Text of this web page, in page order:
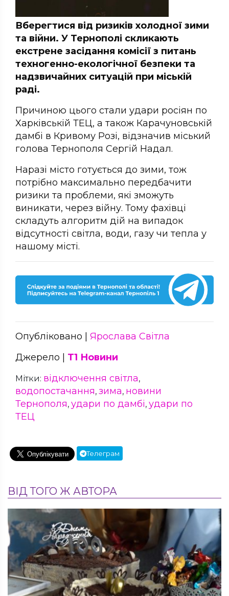
Вберегтися від ризиків холодної зими
та війни. У Тернополі скликають
екстрене засідання комісії з питань
техногенно-екологічної безпеки та
надзвичайних ситуацій при міській
раді.
Причиною цього стали удари росіян по
Харківській ТЕЦ, а також Карачуновській
дамбі в Кривому Розі, відзначив міський
голова Тернополя Сергій Надал.
Наразі місто готується до зими, тож
потрібно максимально передбачити
ризики та проблеми, які зможуть
виникати, через війну. Тому фахівці
складуть алгоритм дій на випадок
відсутності світла, води, газу чи тепла у
нашому місті.
Опубліковано | Ярослава Світла
Джерело | Т1 Новини
Мітки: відключення світла,
водопостачання, зима, новини
Тернополя, удари по дамбі, удари по
ТЕЦ
Телеграм
ВІД ТОГО Ж АВТОРА